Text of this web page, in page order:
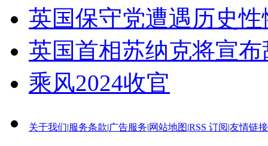
英国保守党遭遇历史性
英国首相苏纳克将宣布
乘风2024收官
关于我们|服务条款|广告服务|网站地图|RSS 订阅|友情链接